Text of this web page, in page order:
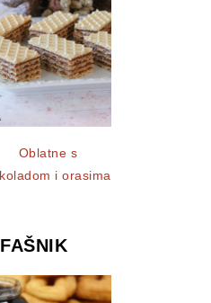
Oblatne s
i orasima